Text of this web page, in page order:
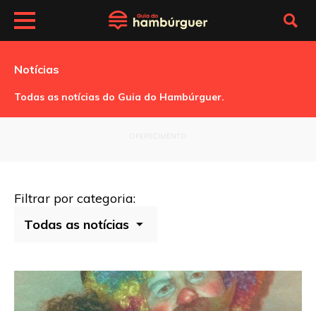
Notícias
Todas as notícias do Guia do Hambúrguer.
Filtrar por categoria: